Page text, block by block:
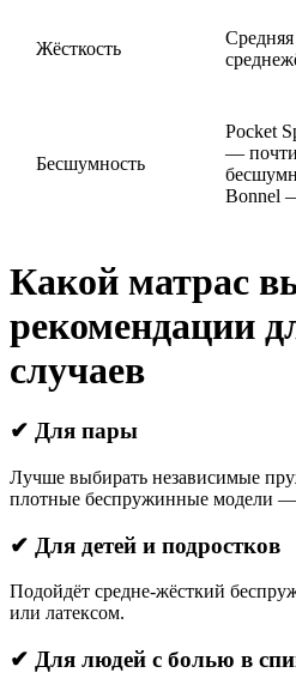
Жёсткость
Бесшумность
Pocket
— почти
Bonnel
Какой матрас
рекомендации
случаев
✔ Для пары
Лучше выбирать независимые
плотные беспружинные модели
✔ Для детей и подростков
Подойдёт средне-жёсткий
или латексом.
✔ Для людей с болью в